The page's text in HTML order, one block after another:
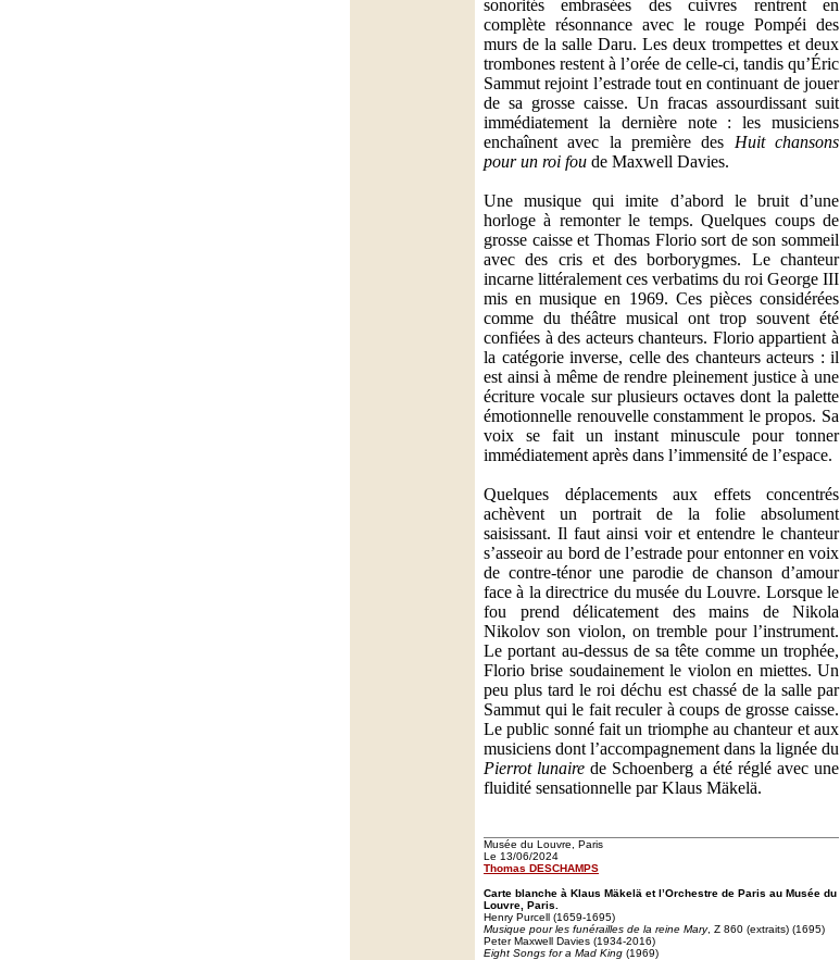
sonorités embrasées des cuivres rentrent en
complète résonnance avec le rouge Pompéi des
murs de la salle Daru. Les deux trompettes et deux
trombones restent à l’orée de celle-ci, tandis qu’Éric
Sammut rejoint l’estrade tout en continuant de jouer
de sa grosse caisse. Un fracas assourdissant suit
immédiatement la dernière note : les musiciens
enchaînent avec la première des Huit chansons
pour un roi fou de Maxwell Davies.
Une musique qui imite d’abord le bruit d’une
horloge à remonter le temps. Quelques coups de
grosse caisse et Thomas Florio sort de son sommeil
avec des cris et des borborygmes. Le chanteur
incarne littéralement ces verbatims du roi George III
mis en musique en 1969. Ces pièces considérées
comme du théâtre musical ont trop souvent été
confiées à des acteurs chanteurs. Florio appartient à
la catégorie inverse, celle des chanteurs acteurs : il
est ainsi à même de rendre pleinement justice à une
écriture vocale sur plusieurs octaves dont la palette
émotionnelle renouvelle constamment le propos. Sa
voix se fait un instant minuscule pour tonner
immédiatement après dans l’immensité de l’espace.
Quelques déplacements aux effets concentrés
achèvent un portrait de la folie absolument
saisissant. Il faut ainsi voir et entendre le chanteur
s’asseoir au bord de l’estrade pour entonner en voix
de contre-ténor une parodie de chanson d’amour
face à la directrice du musée du Louvre. Lorsque le
fou prend délicatement des mains de Nikola
Nikolov son violon, on tremble pour l’instrument.
Le portant au-dessus de sa tête comme un trophée,
Florio brise soudainement le violon en miettes. Un
peu plus tard le roi déchu est chassé de la salle par
Sammut qui le fait reculer à coups de grosse caisse.
Le public sonné fait un triomphe au chanteur et aux
musiciens dont l’accompagnement dans la lignée du
Pierrot lunaire de Schoenberg a été réglé avec une
fluidité sensationnelle par Klaus Mäkelä.
Musée du Louvre, Paris
Le 13/06/2024
Thomas DESCHAMPS
Carte blanche à Klaus Mäkelä et l’Orchestre de Paris au Musée du
Louvre, Paris.
Henry Purcell (1659-1695)
Musique pour les funérailles de la reine Mary, Z 860 (extraits) (1695)
Peter Maxwell Davies (1934-2016)
Eight Songs for a Mad King (1969)